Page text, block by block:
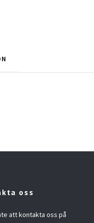
oss
att kontakta oss på